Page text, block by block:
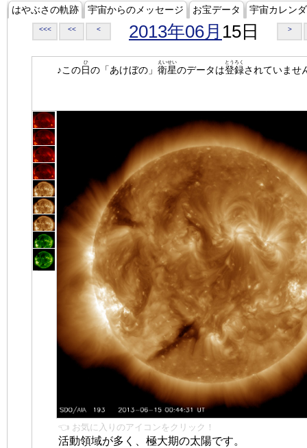
はやぶさの軌跡 宇宙からのメッセージ お宝データ 宇宙カレン
<<< << < 2013年06月 15日 >
♪この日
ひ
の「あけぼの」 衛星
えいせい
のデータは登録
とうろく
されていませ
👈 お気に入りのアイコンをクリック！
活動領域が多く、極大期の太陽です。